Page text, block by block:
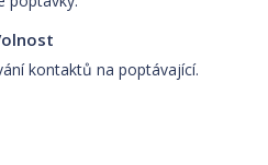
kontaktů na poptávající.